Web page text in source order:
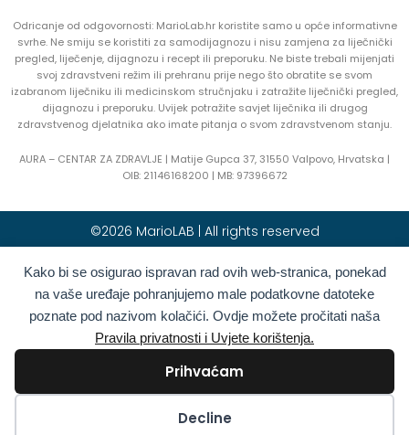
Kako bi se osigurao ispravan rad ovih web-stranica, ponekad
na vaše uređaje pohranjujemo male podatkovne datoteke
poznate pod nazivom kolačići. Ovdje možete pročitati naša
Pravila privatnosti i Uvjete korištenja.
Prihvaćam
Decline
Odricanje od odgovornosti: MarioLab.hr koristite samo u opće informativne
svrhe. Ne smiju se koristiti za samodijagnozu i nisu zamjena za liječnički
pregled, liječenje, dijagnozu i recept ili preporuku. Ne biste trebali mijenjati
svoj zdravstveni režim ili prehranu prije nego što obratite se svom
izabranom liječniku ili medicinskom stručnjaku i zatražite liječnički pregled,
dijagnozu i preporuku. Uvijek potražite savjet liječnika ili drugog
zdravstvenog djelatnika ako imate pitanja o svom zdravstvenom stanju.
AURA – CENTAR ZA ZDRAVLJE | Matije Gupca 37, 31550 Valpovo, Hrvatska |
OIB: 21146168200 | MB: 97396672
©2026 MarioLAB | All rights reserved
Hrvatski English(Engleski)
Deutsch(Njemački) Polski(Poljski)
Română(Rumunjski) Italiano( Talijanski)
Български(Bugarski) Français(Francuski)
Grčki) Slovenčina